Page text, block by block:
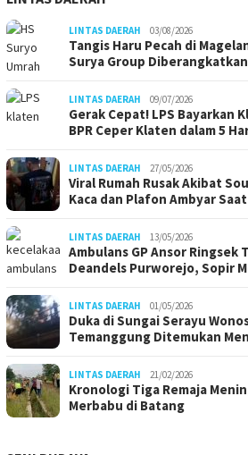
LINTAS DAERAH 03/08/2026
Tangis Haru Pecah di
Surya Group
LINTAS DAERAH 09/07/2026
Gerak Cepat! LPS Bayarkan
BPR Ceper Klaten dalam 5
LINTAS DAERAH 27/05/2026
Viral Rumah Rusak Akibat
Kaca dan Plafon Ambyar
LINTAS DAERAH 13/05/2026
Ambulans GP Ansor Ringsek
Deandels Purworejo, Sopir
LINTAS DAERAH 01/05/2026
Duka di Sungai Serayu
Temanggung Ditemukan
LINTAS DAERAH 21/02/2026
Kronologi Tiga Remaja
Merbabu di Batang